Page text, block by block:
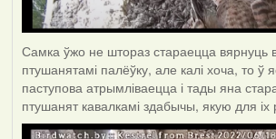
Самка ўжо не штораз стараецца вярнуць
птушанятамі палёўку, але калі хоча, то ў
паступова атрымліваецца і тады яна
птушанят кавалкамі здабычы, якую для іх